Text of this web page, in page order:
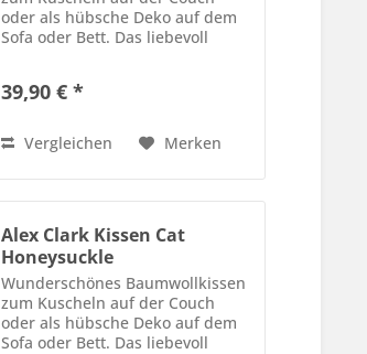
oder als hübsche Deko auf dem
Sofa oder Bett. Das liebevoll
für einen lieben Menschen.
39,90 € *
Vergleichen Merken
Alex Clark Kissen Cat
Honeysuckle
Wunderschönes Baumwollkissen
zum Kuscheln auf der Couch
oder als hübsche Deko auf dem
Sofa oder Bett. Das liebevoll